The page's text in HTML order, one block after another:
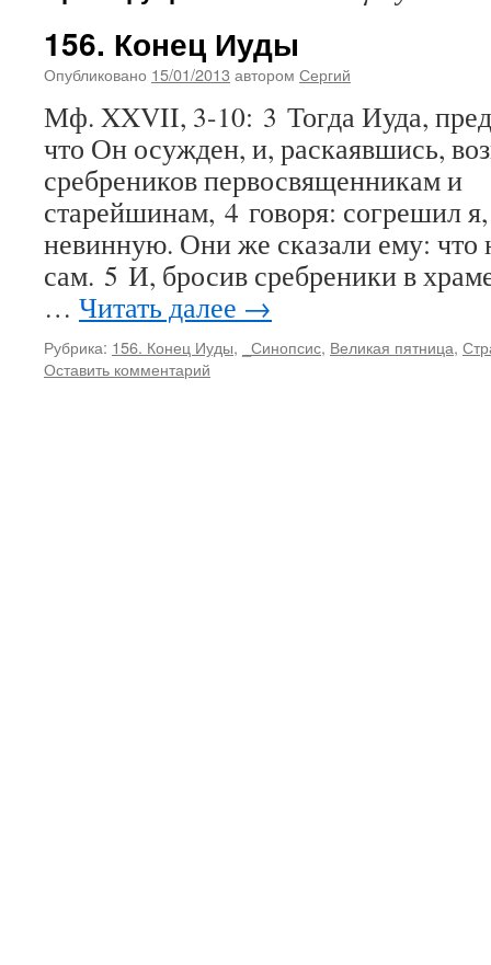
156. Конец Иуды
Опубликовано 15/01/2013 автором Сергий
Мф. XXVII, 3-10: 3 Тогда Иуда,
что Он осужден, и, раскаявшись,
сребреников первосвященникам и
старейшинам, 4 говоря: согрешил
невинную. Они же сказали ему: что
сам. 5 И, бросив сребреники в
… Читать далее →
Рубрика: 156. Конец Иуды, _Синопсис, Великая пятница,
Оставить комментарий